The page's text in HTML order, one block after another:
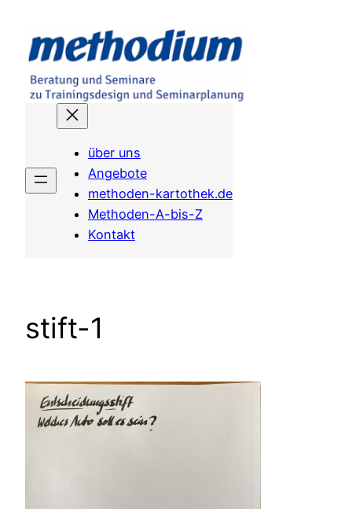
Inhalt
springen
über uns
Angebote
methoden-kartothek.de
Methoden-A-bis-Z
Kontakt
stift-1